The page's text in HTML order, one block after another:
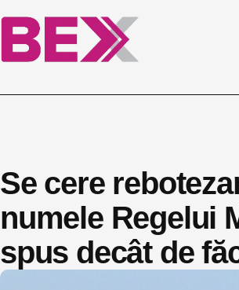
Se cere
numele Regelui
spus decât de